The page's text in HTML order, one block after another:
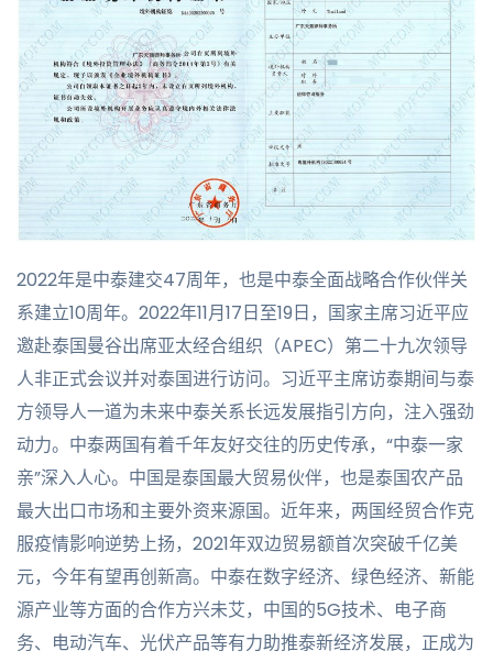
2022年是中泰建交47周年，也是中泰全面战略合作伙伴关
系建立10周年。2022年11月17日至19日，国家主席习近平应
邀赴泰国曼谷出席亚太经合组织（APEC）第二十九次领导
人非正式会议并对泰国进行访问。习近平主席访泰期间与泰
方领导人一道为未来中泰关系长远发展指引方向，注入强劲
动力。中泰两国有着千年友好交往的历史传承，“中泰一家
亲”深入人心。中国是泰国最大贸易伙伴，也是泰国农产品
最大出口市场和主要外资来源国。近年来，两国经贸合作克
服疫情影响逆势上扬，2021年双边贸易额首次突破千亿美
元，今年有望再创新高。中泰在数字经济、绿色经济、新能
源产业等方面的合作方兴未艾，中国的5G技术、电子商
务、电动汽车、光伏产品等有力助推泰新经济发展，正成为